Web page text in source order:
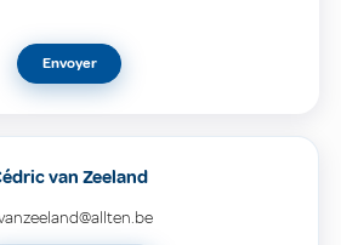
Envoyer
van Zeeland